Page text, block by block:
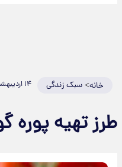
خانه>سبک زندگی ۱۴ اردیبهشت ۱۴۰۵
طرز تهیه پوره